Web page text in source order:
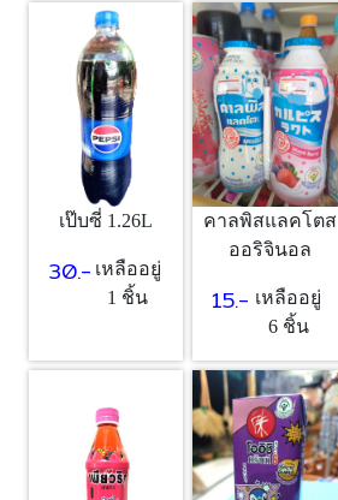
เป๊บซี่ 1.26L
30.- เหลืออยู่
1 ชิ้น
คาลพิสแลคโตส
ออริจินอล
15.- เหลืออยู่
6 ชิ้น